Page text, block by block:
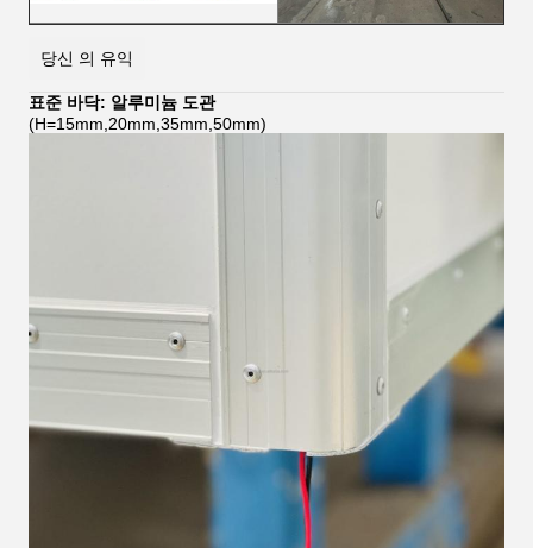
당신 의 유익
표준 바닥: 알루미늄 도관
(H=15mm,20mm,35mm,50mm)